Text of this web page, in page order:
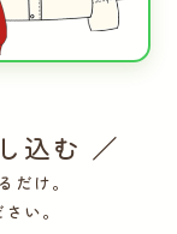
込む ／
だけ。
い。